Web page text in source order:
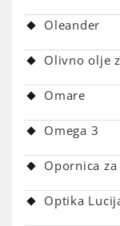
Oleander
Olivno olje
Omare
Omega 3
Opornica
Optika